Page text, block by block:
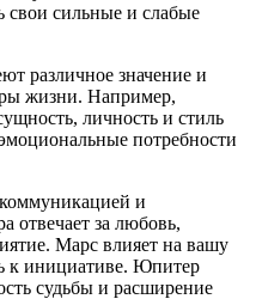
свои сильные и слабые
различное значение и
жизни. Например,
личность и стиль
потребности
и
отвечает за любовь,
Марс влияет на вашу
к инициативе. Юпитер
судьбы и расширение